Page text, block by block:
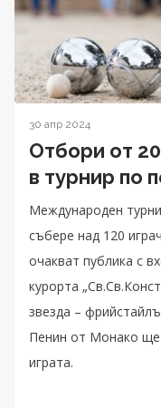
30 апр 2024
Отбори от
в турнир по
Международен
събере над 120
очакват публика с
курорта
звезда –
Пенин от Монако ще
играта.